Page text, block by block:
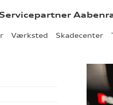
Værksted Skadecenter